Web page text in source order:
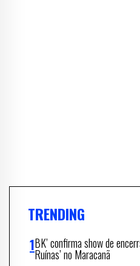
TRENDING
BK’ confirma show de
Ruínas’ no Maracanã